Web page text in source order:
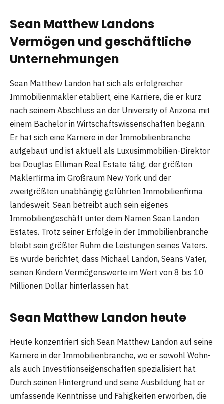
Sean Matthew Landons
Vermögen und geschäftliche
Unternehmungen
Sean Matthew Landon hat sich als erfolgreicher
Immobilienmakler etabliert, eine Karriere, die er kurz
nach seinem Abschluss an der University of Arizona mit
einem Bachelor in Wirtschaftswissenschaften begann.
Er hat sich eine Karriere in der Immobilienbranche
aufgebaut und ist aktuell als Luxusimmobilien-Direktor
bei Douglas Elliman Real Estate tätig, der größten
Maklerfirma im Großraum New York und der
zweitgrößten unabhängig geführten Immobilienfirma
landesweit. Sean betreibt auch sein eigenes
Immobiliengeschäft unter dem Namen Sean Landon
Estates. Trotz seiner Erfolge in der Immobilienbranche
bleibt sein größter Ruhm die Leistungen seines Vaters.
Es wurde berichtet, dass Michael Landon, Seans Vater,
seinen Kindern Vermögenswerte im Wert von 8 bis 10
Millionen Dollar hinterlassen hat​​.
Sean Matthew Landon heute
Heute konzentriert sich Sean Matthew Landon auf seine
Karriere in der Immobilienbranche, wo er sowohl Wohn-
als auch Investitionseigenschaften spezialisiert hat.
Durch seinen Hintergrund und seine Ausbildung hat er
umfassende Kenntnisse und Fähigkeiten erworben, die